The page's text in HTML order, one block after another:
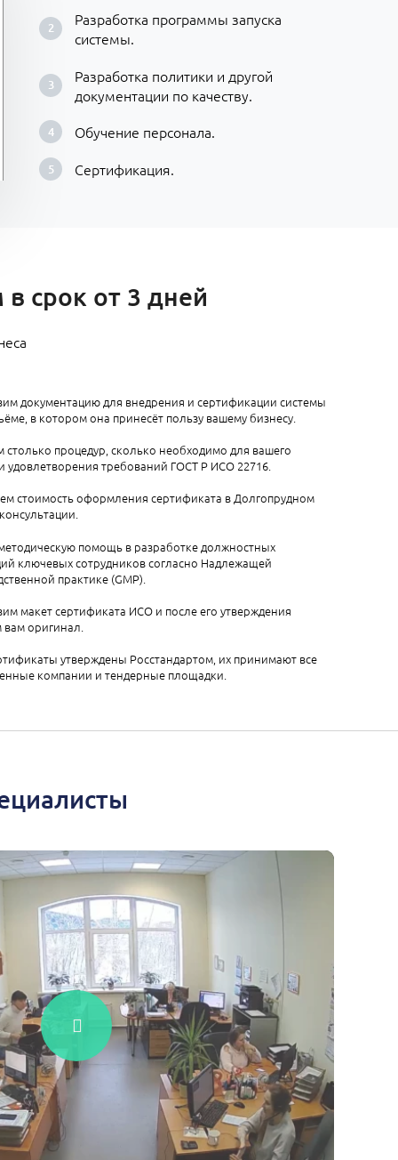
Разработка программы запуска
системы.
Разработка политики и другой
документации по качеству.
Обучение персонала.
Сертификация.
срок от 3 дней
документацию для внедрения и сертификации системы
в котором она принесёт пользу вашему бизнесу.
столько процедур, сколько необходимо для вашего
удовлетворения требований ГОСТ Р ИСО 22716.
стоимость оформления сертификата в Долгопрудном
помощь в разработке должностных
ключевых сотрудников согласно Надлежащей
практике (GMP).
макет сертификата ИСО и после его утверждения
оригинал.
утверждены Росстандартом, их принимают все
компании и тендерные площадки.